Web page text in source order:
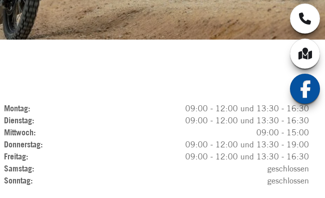
Montag:
09:00 - 12:00 und 13:30 - 16:30
Dienstag:
09:00 - 12:00 und 13:30 - 16:30
Mittwoch:
09:00 - 15:00
Donnerstag:
09:00 - 12:00 und 13:30 - 19:00
Freitag:
09:00 - 12:00 und 13:30 - 16:30
Samstag:
geschlossen
Sonntag:
geschlossen